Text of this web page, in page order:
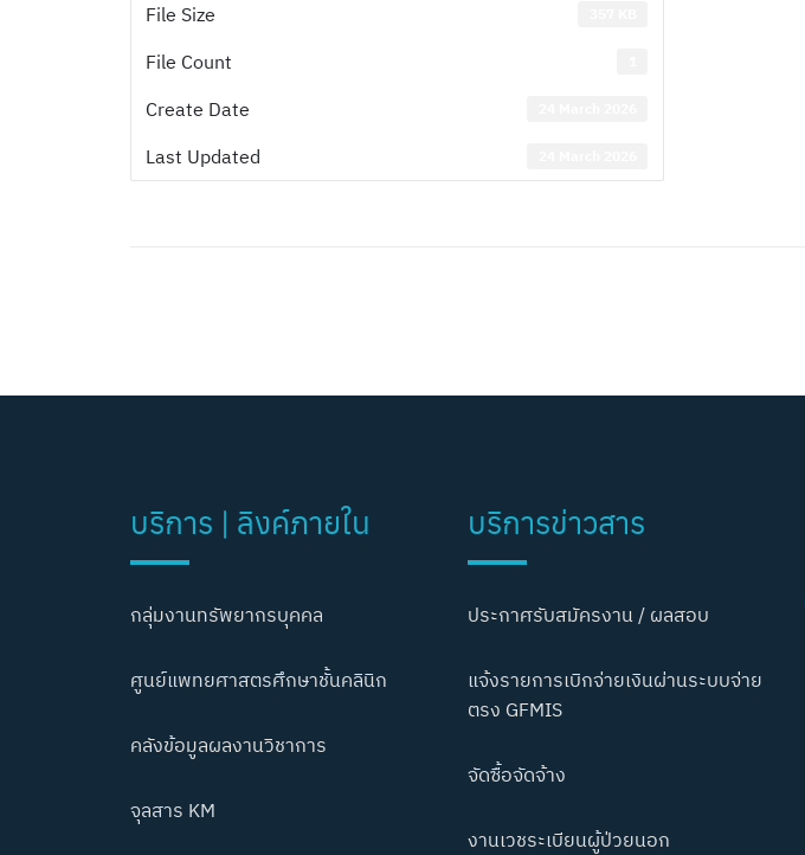
File Size
File Count
Create Date
Last Updated
บริการ | ลิงค์ภายใน
กลุ่มงานทรัพยากรบุคคล
ศูนย์แพทยศาสตรศึกษาชั้นคลินิก
คลังข้อมูลผลงานวิชาการ
จุลสาร KM
บริการข่าวสาร
ประกาศรับสมัครงาน / ผลสอบ
แจ้งรายการเบิกจ่ายเงินผ่านระบบจ่าย
ตรง GFMIS
จัดซื้อจัดจ้าง
งานเวชระเบียนผู้ป่วยนอก